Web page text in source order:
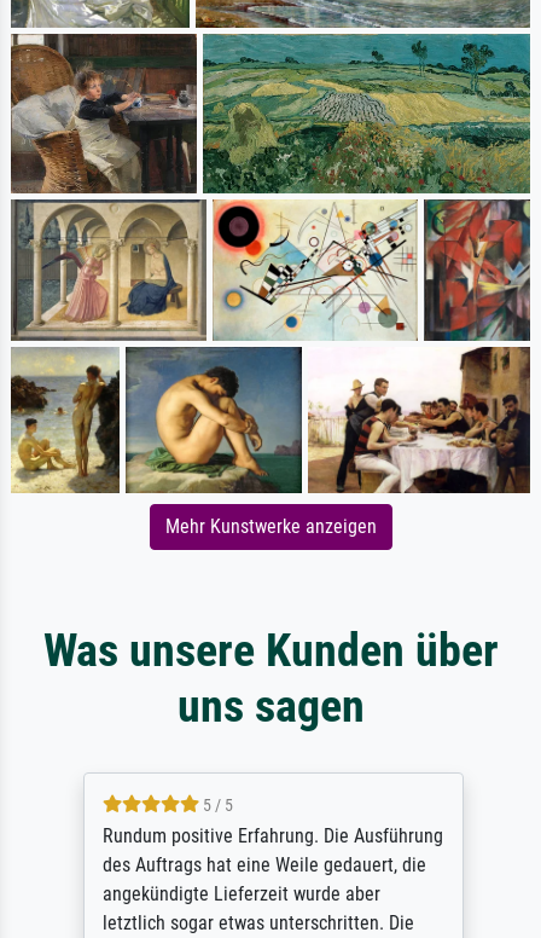
Mehr Kunstwerke anzeigen
Was unsere Kunden über
uns sagen
5 / 5
Rundum positive Erfahrung. Die Ausführung
des Auftrags hat eine Weile gedauert, die
angekündigte Lieferzeit wurde aber
letztlich sogar etwas unterschritten. Die